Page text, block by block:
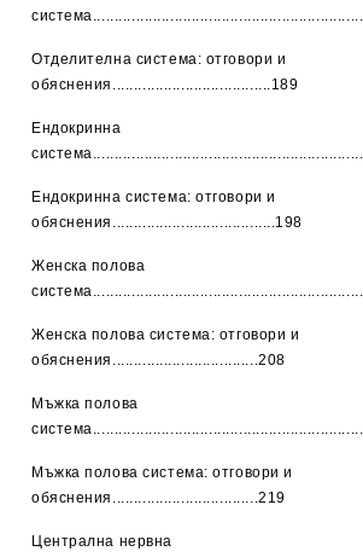
Отделителна система: отговори и
обяснения.....................................189
Ендокринна
Ендокринна система: отговори и
обяснения......................................198
Женска полова
Женска полова система: отговори и
обяснения..................................208
Мъжка полова
Мъжка полова система: отговори и
обяснения..................................219
Централна нервна